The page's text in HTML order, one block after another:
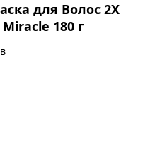
для Волос 2X
180 г